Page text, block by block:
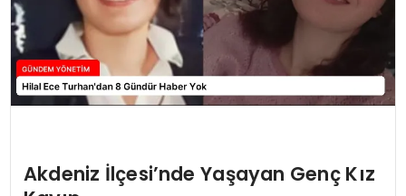
Akdeniz İlçesi’nde Yaşayan Genç Kız